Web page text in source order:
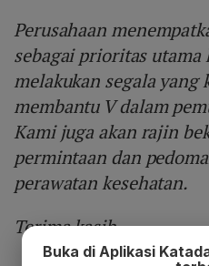
Perusahaan
sebagai prioritas utama
melakukan segala yang
membantu V dalam
Kami juga akan rajin
permintaan dan
perawatan kesehatan.
Terima kasih.
Buka di Aplikasi